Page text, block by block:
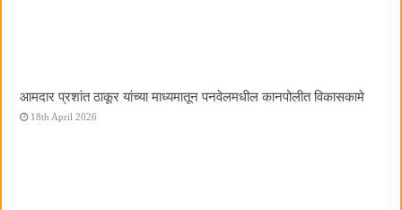
आमदार प्रशांत ठाकूर यांच्या माध्यमातून पनवेलमधील कानपोलीत विकासकामे
18th April 2026